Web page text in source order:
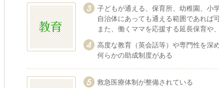
子どもが通える、保育所、幼稚園、小
自治体にあっても通える範囲であれば
また、働くママを応援する延長保育や
高度な教育（英会話等）や専門性を深
何らかの助成制度がある
救急医療体制が整備されている